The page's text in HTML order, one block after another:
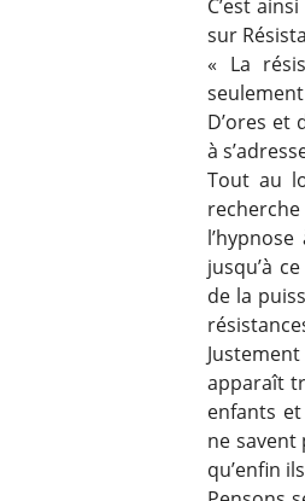
C’est
sur
« La
seulement
D’ores
à
Tout au
jusqu’à
de la
apparaît
enfants
ne savent
qu’enfin